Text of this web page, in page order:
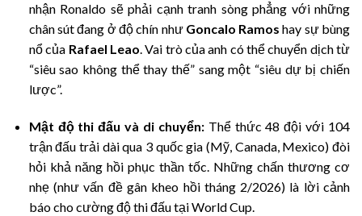
nhận Ronaldo sẽ phải cạnh tranh sòng phẳng với những
chân sút đang ở độ chín như Goncalo Ramos hay sự bùng
nổ của Rafael Leao. Vai trò của anh có thể chuyển dịch từ
“siêu sao không thể thay thế” sang một “siêu dự bị chiến
lược”.
Mật độ thi đấu và di chuyển:Thể thức 48 đội với 104
trận đấu trải dài qua 3 quốc gia (Mỹ, Canada, Mexico) đòi
hỏi khả năng hồi phục thần tốc. Những chấn thương cơ
nhẹ (như vấn đề gân kheo hồi tháng 2/2026) là lời cảnh
báo cho cường độ thi đấu tại World Cup.